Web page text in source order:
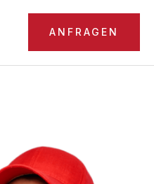
ANFRAGEN